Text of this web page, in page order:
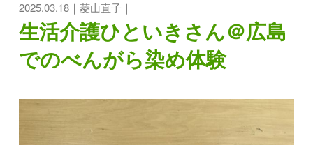
2025.03.18｜菱山直子｜
生活介護ひといきさん＠広島
でのべんがら染め体験